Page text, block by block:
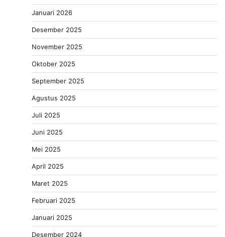
Januari 2026
Desember 2025
November 2025
Oktober 2025
September 2025
Agustus 2025
Juli 2025
Juni 2025
Mei 2025
April 2025
Maret 2025
Februari 2025
Januari 2025
Desember 2024